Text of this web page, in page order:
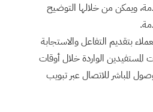
ويمكن من خلالها التوضيح
بتقديم التفاعل والاستجابة
الواردة خلال أوقات
المباشر للاتصال عبر تبويب